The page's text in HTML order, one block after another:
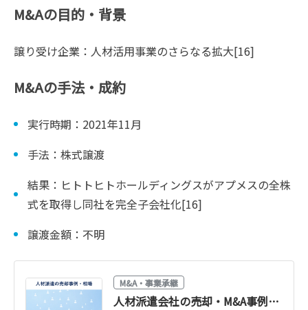
M&Aの目的・背景
譲り受け企業：人材活用事業のさらなる拡大[16]
M&Aの手法・成約
実行時期：2021年11月
手法：株式譲渡
結果：ヒトトヒトホールディングスがアプメスの全株
式を取得し同社を完全子会社化[16]
譲渡金額：不明
M&A・事業承継
人材派遣会社の売却・M&A事例13選と価格相場【2024年版】